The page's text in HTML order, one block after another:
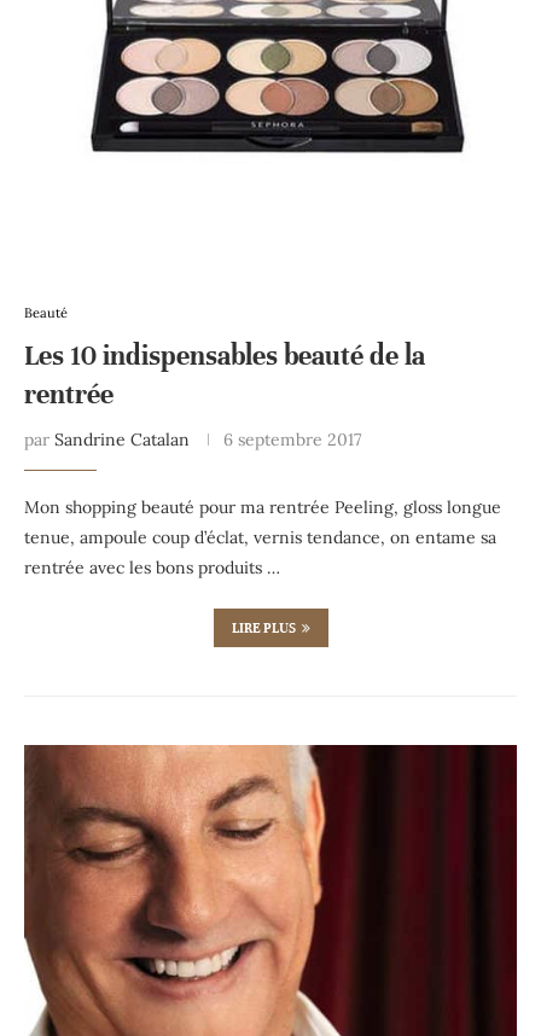
Beauté
Les 10 indispensables beauté de la
rentrée
par Sandrine Catalan 6 septembre 2017
Mon shopping beauté pour ma rentrée Peeling, gloss longue
tenue, ampoule coup d’éclat, vernis tendance, on entame sa
rentrée avec les bons produits …
LIRE PLUS